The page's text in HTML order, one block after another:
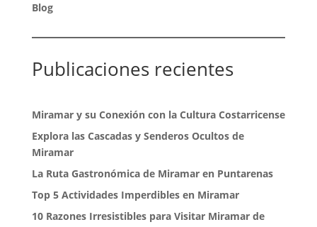
Blog
Publicaciones recientes
Miramar y su Conexión con la Cultura Costarricense
Explora las Cascadas y Senderos Ocultos de
Miramar
La Ruta Gastronómica de Miramar en Puntarenas
Top 5 Actividades Imperdibles en Miramar
10 Razones Irresistibles para Visitar Miramar de